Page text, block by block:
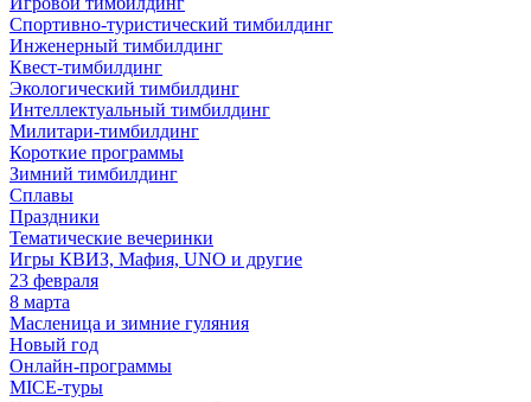
Спортивно-туристический тимбилдинг
Инженерный тимбилдинг
Квест-тимбилдинг
Экологический тимбилдинг
Интеллектуальный тимбилдинг
Милитари-тимбилдинг
Короткие программы
Зимний тимбилдинг
Сплавы
Праздники
Тематические вечеринки
Игры КВИЗ, Мафия, UNO и другие
23 февраля
8 марта
Масленица и зимние гуляния
Новый год
Онлайн-программы
MICE‑туры